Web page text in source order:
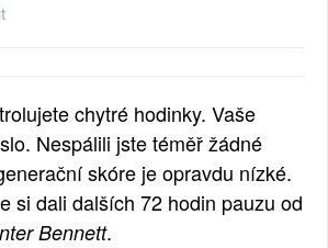
chytré hodinky. Vaše
Nespálili jste téměř žádné
skóre je opravdu nízké.
si dali dalších 72 hodin pauzu od
Bennett.